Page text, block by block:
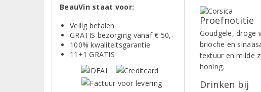
BeauVin staat voor:
Veilig betalen
GRATIS bezorging vanaf € 50,-
100% kwaliteitsgarantie
11+1 GRATIS
Proefnotitie
Goudgele, droge
brioche en
textuur en milde
honing.
Drinken bij